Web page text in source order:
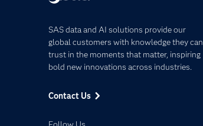
SAS data and AI solutions provide our
global customers with knowledge they can
trust in the moments that matter, inspiring
bold new innovations across industries.
Contact Us